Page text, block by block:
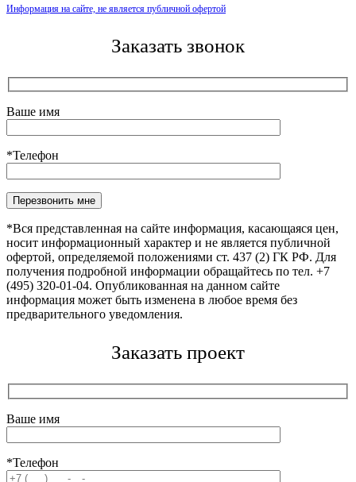
Информация на сайте, не является публичной офертой
Заказать звонок
Ваше имя
*Телефон
Оставьте это поле пустым.
*Вся представленная на сайте информация, касающаяся цен,
носит информационный характер и не является публичной
офертой, определяемой положениями ст. 437 (2) ГК РФ. Для
получения подробной информации обращайтесь по тел. +7
(495) 320-01-04. Опубликованная на данном сайте
информация может быть изменена в любое время без
предварительного уведомления.
Заказать проект
Ваше имя
*Телефон